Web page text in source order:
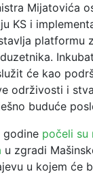
Mijatovića
KS i
platformu
će kao
održivosti i
buduće
godine počeli su
u zgradi
u kojem će